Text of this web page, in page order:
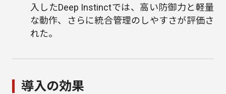
入したDeep Instinctでは、高い防御力と軽量
な動作、さらに統合管理のしやすさが評価さ
れた。
導入の効果